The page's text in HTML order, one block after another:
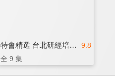
9.8
特會精選 台北研經培靈會_教會的覺醒與重整
全 9 集